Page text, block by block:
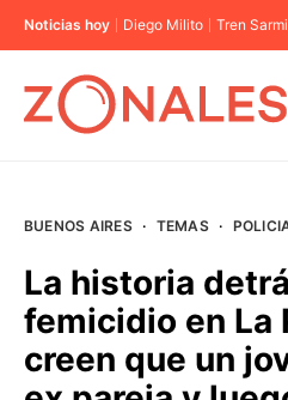
Noticias hoy Diego Milito Tren
BUENOS AIRES
BUENOS AIRES · TEMAS ·
La historia
femicidio en La
creen que un